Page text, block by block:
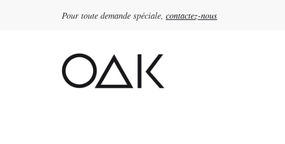
Pour toute demande spéciale, contactez-nous
Rechercher :